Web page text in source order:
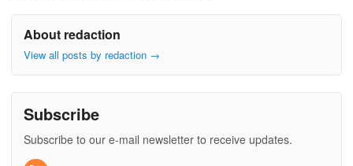
About redaction
View all posts by redaction →
Subscribe
Subscribe to our e-mail newsletter to receive updates.